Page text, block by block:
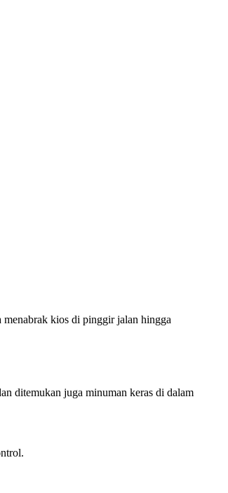
kios di pinggir jalan hingga
ditemukan juga minuman keras di dalam